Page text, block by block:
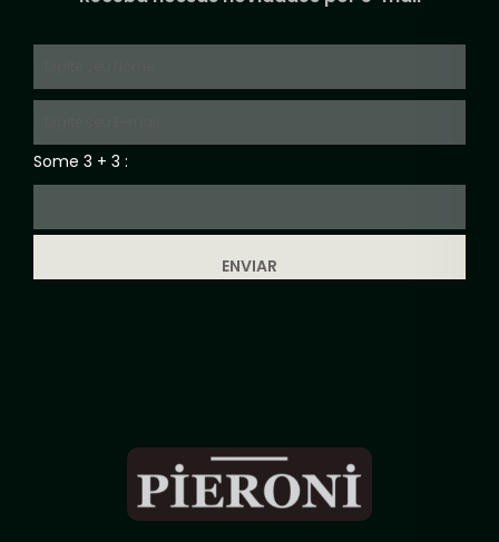
Some 3 + 3 :
ENVIAR